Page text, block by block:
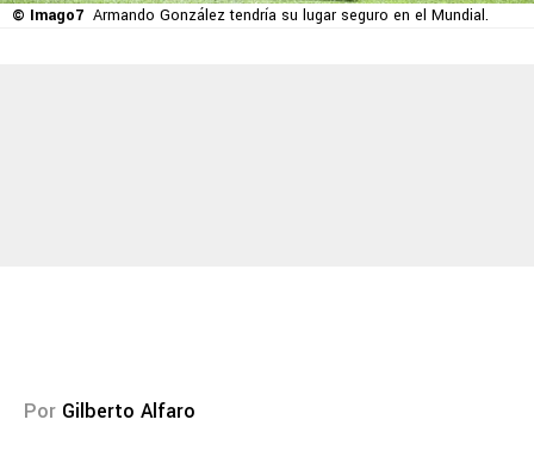
© Imago7 Armando González tendría su lugar seguro en el Mundial.
Por Gilberto Alfaro